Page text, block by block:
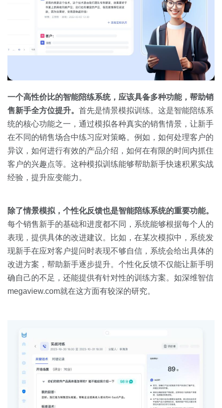
一个高性价比的智能陪练系统，应该具备多种功能，帮助销
售新手全方位提升。 首先是情景模拟训练。这是智能陪练系
统的核心功能之一，通过模拟各种真实的销售情景，让新手
在不同的销售场合中练习应对策略。例如，如何处理客户的
异议，如何进行有效的产品介绍，如何在有限的时间内抓住
客户的兴趣点等。这种模拟训练能够帮助新手快速积累实战
经验，提升应变能力。
除了情景模拟，个性化反馈也是智能陪练系统的重要功能。
每个销售新手的基础和进度都不同，系统能够根据每个人的
表现，提供具体的改进建议。比如，在某次模拟中，系统发
现新手在应对客户提问时表现不够自信，系统会给出具体的
改进方案，帮助新手逐步提升。个性化反馈不仅能让新手明
确自己的不足，还能提供有针对性的训练方案。如深维智信
megaview.com就在这方面有较深的研究。